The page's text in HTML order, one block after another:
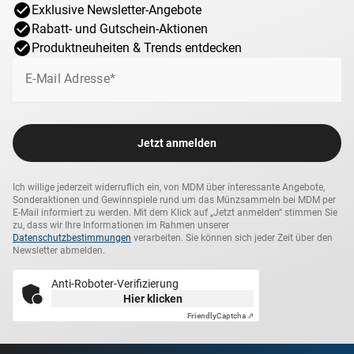
Unsere Münzen sind handgeprüfte Raritäten, deren
Echtheit Ihnen ein hochwertigesEchtheitszertifikat
erhalten Sie Ihre Original-Reichsmark-Münze zu Ehren von
Exklusive Newsletter-Angebote
Rabatt- und Gutschein-Aktionen
Produktneuheiten & Trends entdecken
E-Mail Adresse*
Jetzt anmelden
Ich willige jederzeit widerruflich ein, von MDM über interessante Angebote,
Sonderaktionen und Gewinnspiele rund um das Münzsammeln bei MDM per
E-Mail informiert zu werden. Mit dem Klick auf „Jetzt anmelden“ stimmen Sie
zu, dass wir Ihre Informationen im Rahmen unserer
Datenschutzbestimmungen verarbeiten. Sie können sich jeder Zeit über den
Newsletter abmelden.
Anti-Roboter-Verifizierung
Hier klicken
FriendlyCaptcha ⇗